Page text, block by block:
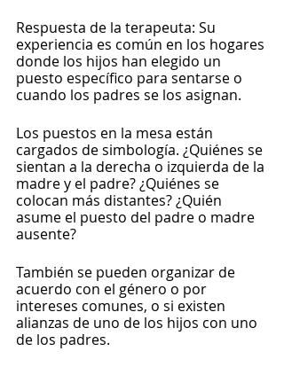
Respuesta de la terapeuta: Su
experiencia es común en los hogares
donde los hijos han elegido un
puesto específico para sentarse o
cuando los padres se los asignan.
Los puestos en la mesa están
cargados de simbología. ¿Quiénes se
sientan a la derecha o izquierda de la
madre y el padre? ¿Quiénes se
colocan más distantes? ¿Quién
asume el puesto del padre o madre
ausente?
También se pueden organizar de
acuerdo con el género o por
intereses comunes, o si existen
alianzas de uno de los hijos con uno
de los padres.